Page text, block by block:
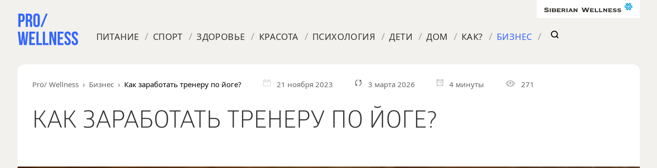
ПИТАНИЕ / СПОРТ / ЗДОРОВЬЕ / КРАСОТА / ПСИХОЛОГИЯ / ДЕТИ / ДОМ / КАК? / БИЗНЕС /
Pro/ Wellness Бизнес Как заработать тренеру по йоге? 21 ноября 2023 3 марта 2026 4 минуты 271
КАК ЗАРАБОТАТЬ ТРЕНЕРУ ПО ЙОГЕ?